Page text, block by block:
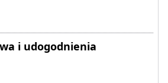
i udogodnienia